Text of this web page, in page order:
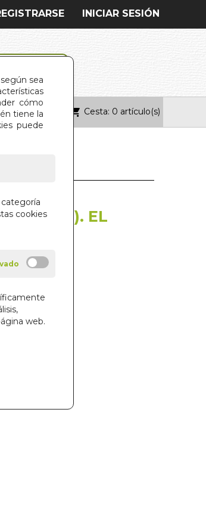
sea
cómo
tiene la
puede
cookies
web.
INICIAR SESIÓN
Cesta: 0 artículo(s)
(N/E). EL